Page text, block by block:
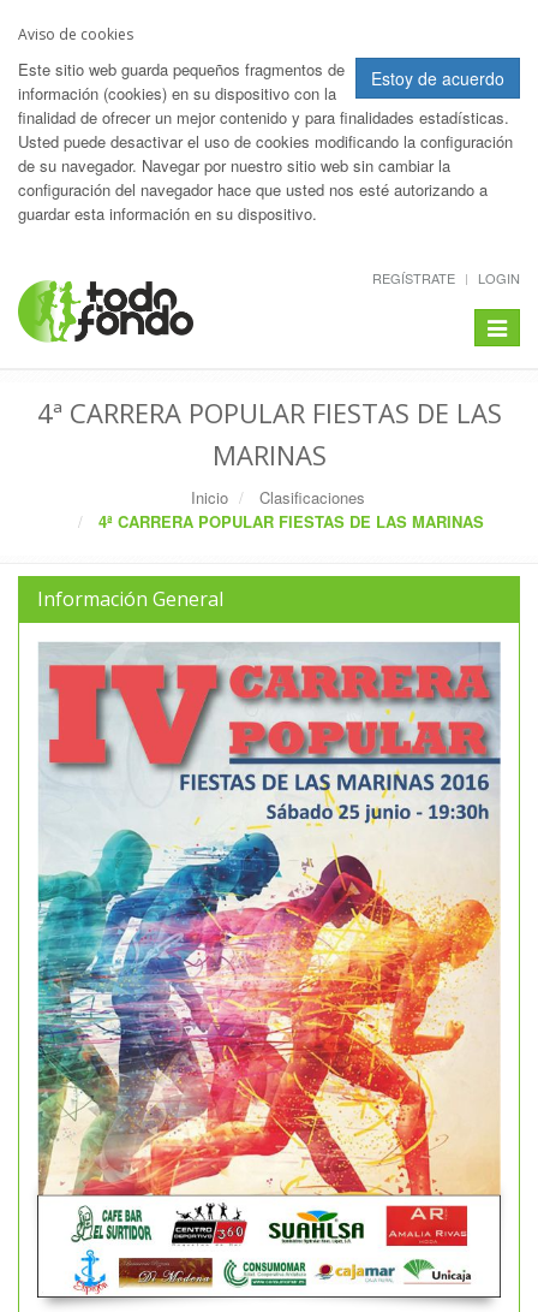
Aviso de cookies
Estoy de acuerdo
Este sitio web guarda pequeños fragmentos de
información (cookies) en su dispositivo con la
finalidad de ofrecer un mejor contenido y para finalidades estadísticas.
Usted puede desactivar el uso de cookies modificando la configuración
de su navegador. Navegar por nuestro sitio web sin cambiar la
configuración del navegador hace que usted nos esté autorizando a
guardar esta información en su dispositivo.
REGÍSTRATE LOGIN
Toggle
4ª CARRERA POPULAR FIESTAS DE LAS
MARINAS
Inicio
Clasificaciones
4ª CARRERA POPULAR FIESTAS DE LAS MARINAS
Información General